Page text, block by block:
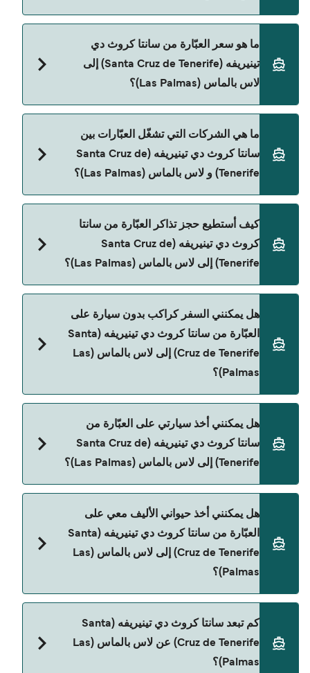
تقريباً 1 الساعة 40 دقائق. مدة الإبحار ممكن تختلف
حسب الموسم والشركة، لذلك ننصحك بمراجعة الأوقات
المباشرة باستخدام Direct Ferries Deal Finder.
ما هو سعر العبّارة من سانتا كروث دي
تينيريفه (Santa Cruz de Tenerife) إلى
لاس بالماس (Las Palmas)؟
de Tenerife) إلى لاس بالماس (Las Palmas) يختلف
ما هي الشركات التي تشغّل العبّارات بين
سانتا كروث دي تينيريفه (Santa Cruz de
Tenerife) و لاس بالماس (Las Palmas)؟
توجد 2 شركات عبّارات معروفة من سانتا كروث دي
تينيريفه (Santa Cruz de Tenerife) إلى لاس بالماس
(Las Palmas). وهي:
كيف أستطيع حجز تذاكر العبّارة من سانتا
كروث دي تينيريفه (Santa Cruz de
Tenerife) إلى لاس بالماس (Las Palmas)؟
صفحة العروض لمعرفة أحدث التخفيضات.
هل يمكنني السفر كراكب بدون سيارة على
العبّارة من سانتا كروث دي تينيريفه (Santa
Cruz de Tenerife) إلى لاس بالماس (Las
Palmas)؟
نعم، يمكنك السفر كراكب بدون سيارة من سانتا كروث
دي تينيريفه (Santa Cruz de Tenerife) إلى لاس بالماس
(Las Palmas) مع:
Naviera Armas
هل يمكنني أخذ سيارتي على العبّارة من
سانتا كروث دي تينيريفه (Santa Cruz de
Tenerife) إلى لاس بالماس (Las Palmas)؟
نعم، يمكنك السفر مع سيارتك على العبّارة من سانتا
بالماس (Las Palmas) مع:
Balearia
Naviera Armas
هل يمكنني أخذ حيواني الأليف معي على
العبّارة من سانتا كروث دي تينيريفه (Santa
Cruz de Tenerife) إلى لاس بالماس (Las
Palmas)؟
إلى جواز سفر للحيوان. يرجى مراجعة تعليمات شركات
العبّارات بخصوص الحيوانات. حالياً يمكنك أخذ حيواناتك
الأليفة على العبّارة مع:
كم تبعد سانتا كروث دي تينيريفه (Santa
Cruz de Tenerife) عن لاس بالماس (Las
Palmas)؟